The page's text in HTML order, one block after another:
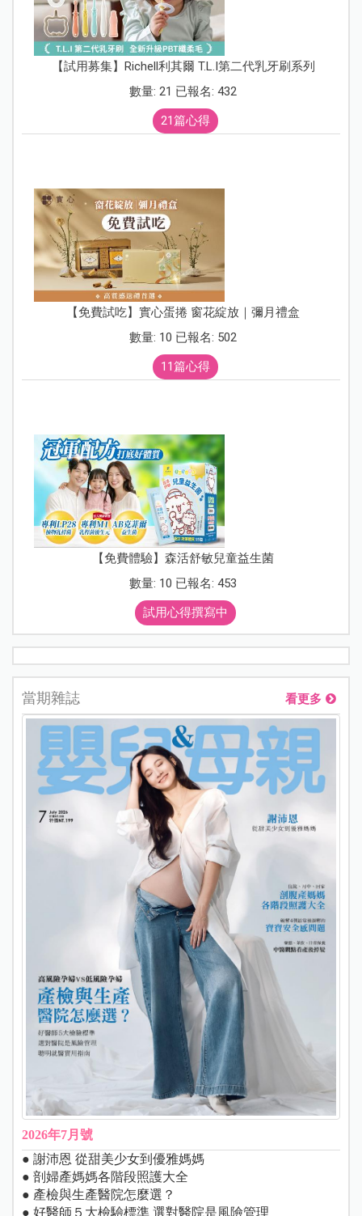
【試用募集】Richell利其爾 T.L.I第二代乳牙刷系列
數量: 21 已報名: 432
21篇心得
【免費試吃】實心蛋捲 窗花綻放｜彌月禮盒
數量: 10 已報名: 502
11篇心得
【免費體驗】森活舒敏兒童益生菌
數量: 10 已報名: 453
試用心得撰寫中
當期雜誌 看更多
2026年7月號
● 謝沛恩 從甜美少女到優雅媽媽
● 剖婦產媽媽各階段照護大全
● 產檢與生產醫院怎麼選？
● 好醫師５大檢驗標準 選對醫院是風險管理